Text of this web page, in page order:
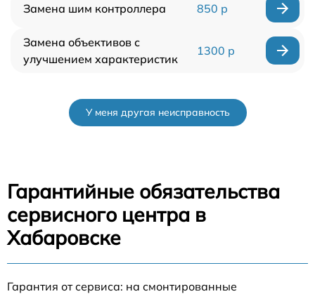
Замена шим контроллера 850 р
Замена объективов с
улучшением характеристик
1300 р
У меня другая неисправность
Гарантийные обязательства
сервисного центра в
Хабаровске
Гарантия от сервиса: на смонтированные